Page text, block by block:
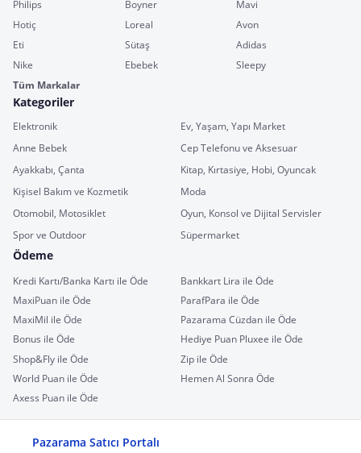
Philips
Boyner
Mavi
Hotiç
Loreal
Avon
Eti
Sütaş
Adidas
Nike
Ebebek
Sleepy
Tüm Markalar
Kategoriler
Elektronik
Ev, Yaşam, Yapı Market
Anne Bebek
Cep Telefonu ve Aksesuar
Ayakkabı, Çanta
Kitap, Kırtasiye, Hobi, Oyuncak
Kişisel Bakım ve Kozmetik
Moda
Otomobil, Motosiklet
Oyun, Konsol ve Dijital Servisler
Spor ve Outdoor
Süpermarket
Ödeme
Kredi Kartı/Banka Kartı ile Öde
Bankkart Lira ile Öde
MaxiPuan ile Öde
ParafPara ile Öde
MaxiMil ile Öde
Pazarama Cüzdan ile Öde
Bonus ile Öde
Hediye Puan Pluxee ile Öde
Shop&Fly ile Öde
Zip ile Öde
World Puan ile Öde
Hemen Al Sonra Öde
Axess Puan ile Öde
Pazarama Satıcı Portalı